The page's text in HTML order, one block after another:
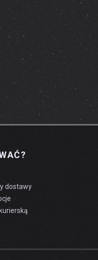
dostawy